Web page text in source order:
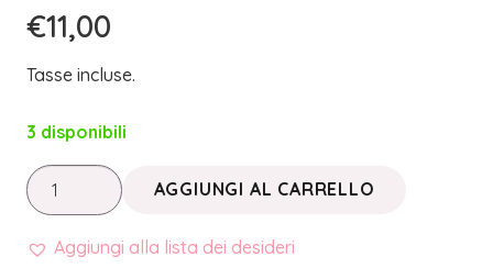
€11,00
Tasse incluse.
3 disponibili
MAKE
UP
TERMALE
AGGIUNGI AL CARRELLO
Aggiungi alla lista dei desideri